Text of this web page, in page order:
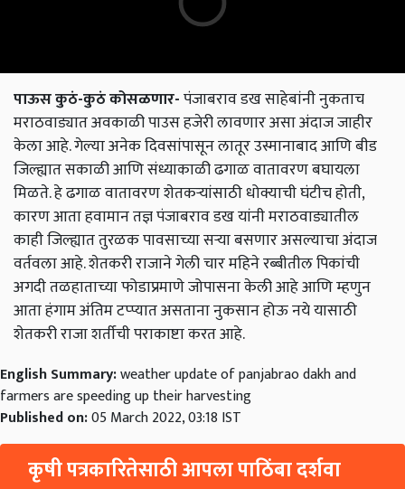
पाऊस कुठं-कुठं कोसळणार-पंजाबराव डख साहेबांनी नुकताच
मराठवाड्यात अवकाळी पाउस हजेरी लावणार असा अंदाज जाहीर
केला आहे. गेल्या अनेक दिवसांपासून लातूर उस्मानाबाद आणि बीड
जिल्ह्यात सकाळी आणि संध्याकाळी ढगाळ वातावरण बघायला
मिळते. हे ढगाळ वातावरण शेतकऱ्यांसाठी धोक्याची घंटीच होती,
कारण आता हवामान तज्ञ पंजाबराव डख यांनी मराठवाड्यातील
काही जिल्ह्यात तुरळक पावसाच्या सऱ्या बसणार असल्याचा अंदाज
वर्तवला आहे. शेतकरी राजाने गेली चार महिने रब्बीतील पिकांची
अगदी तळहाताच्या फोडाप्रमाणे जोपासना केली आहे आणि म्हणुन
आता हंगाम अंतिम टप्प्यात असताना नुकसान होऊ नये यासाठी
शेतकरी राजा शर्तीची पराकाष्टा करत आहे.
English Summary:weather update of panjabrao dakh and
farmers are speeding up their harvesting
Published on:05 March 2022, 03:18 IST
कृषी पत्रकारितेसाठी आपला पाठिंबा दर्शवा